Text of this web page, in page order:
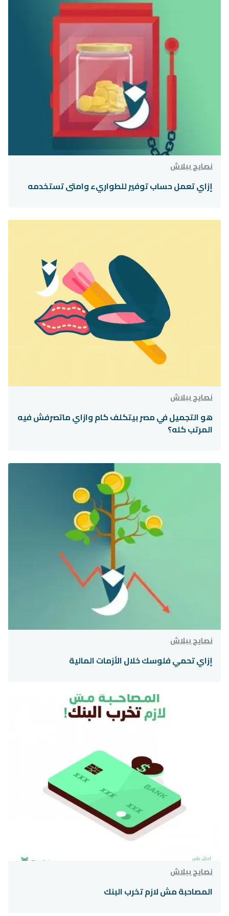
نصايح ببلاش
إزاي تعمل حساب توفير للطواريء وامتى تستخدمه
نصايح ببلاش
هو التجميل في مصر بيتكلف كام وازاي ماتصرفش فيه
المرتب كله؟
نصايح ببلاش
إزاي تحمي فلوسك خلال الأزمات المالية
نصايح ببلاش
المصاحبة مش لازم تخرب البنك